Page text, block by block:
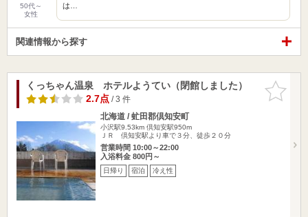
50代～
女性
は…
関連情報から探す
お気に入
りに追加
くっちゃん温泉 ホテルようてい（閉館しました）
2.7点/ 3 件
北海道 / 虻田郡倶知安町
小沢駅9.53km 倶知安駅950m
ＪＲ 倶知安駅より車で３分、徒歩２０分
営業時間 10:00～22:00
入浴料金 800円～
日帰り 宿泊 冷え性